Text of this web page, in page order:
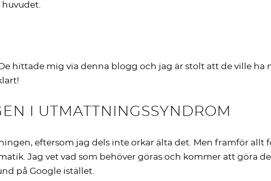
hittade mig via denna blogg och jag är stolt att de ville ha
I UTMATTNINGSSYNDROM
eftersom jag dels inte orkar älta det. Men framför allt
Jag vet vad som behöver göras och kommer att göra
på Google istället.